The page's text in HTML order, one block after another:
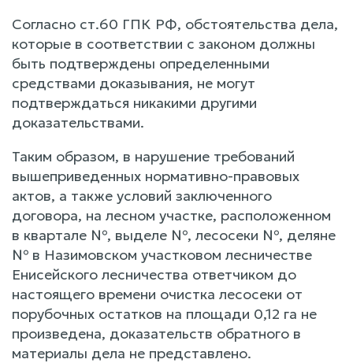
Согласно ст.60 ГПК РФ, обстоятельства дела,
которые в соответствии с законом должны
быть подтверждены определенными
средствами доказывания, не могут
подтверждаться никакими другими
доказательствами.
Таким образом, в нарушение требований
вышеприведенных нормативно-правовых
актов, а также условий заключенного
договора, на лесном участке, расположенном
в квартале №, выделе №, лесосеки №, деляне
№ в Назимовском участковом лесничестве
Енисейского лесничества ответчиком до
настоящего времени очистка лесосеки от
порубочных остатков на площади 0,12 га не
произведена, доказательств обратного в
материалы дела не представлено.